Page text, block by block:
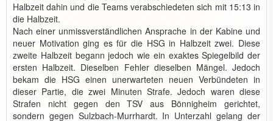
Halbzeit dahin und die Teams verabschiedeten sich mit 15:13 in
die Halbzeit.
Nach einer unmissverständlichen Ansprache in der Kabine und
neuer Motivation ging es für die HSG in Halbzeit zwei. Diese
zweite Halbzeit begann jedoch wie ein exaktes Spiegelbild der
ersten Halbzeit. Dieselben Fehler dieselben Mängel. Jedoch
bekam die HSG einen unerwarteten neuen Verbündeten in
dieser Partie, die zwei Minuten Strafe. Jedoch waren diese
Strafen nicht gegen den TSV aus Bönnigheim gerichtet,
sondern gegen Sulzbach-Murrhardt. In Unterzahl gelang der